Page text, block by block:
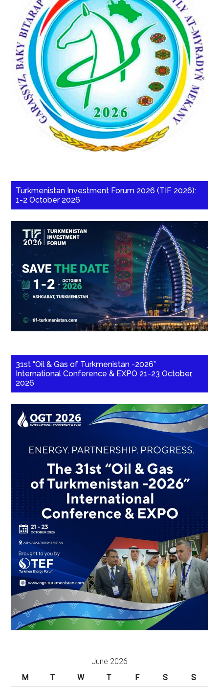
Turkmenistan Investment Forum 2026 (TIF 2026):
1-2 October 2026
31st “Oil & Gas of Turkmenistan -2026”
International Conference & EXPO 21-23 October,
2026
June 2026
M
T W T F S S